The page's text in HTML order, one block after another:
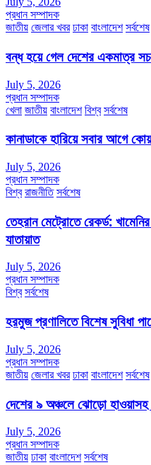
প্রধান সম্পাদক
জাতীয় জেলার খবর ঢাকা বাংলাদেশ সর্বশেষ
বন্ধ হয়ে গেল দেশের একমাত্র
July 5, 2026
প্রধান সম্পাদক
খেলা জাতীয় বাংলাদেশ বিশ্ব সর্বশেষ
কানাডাকে হারিয়ে সবার আগে
July 5, 2026
প্রধান সম্পাদক
বিশ্ব রাজনীতি সর্বশেষ
তেহরান মেট্রোতে রেকর্ড:
যাতায়াত
July 5, 2026
প্রধান সম্পাদক
বিশ্ব সর্বশেষ
হরমুজ প্রণালিতে বিশেষ সুবিধা
July 5, 2026
প্রধান সম্পাদক
জাতীয় জেলার খবর ঢাকা বাংলাদেশ সর্বশেষ
দেশের ৯ অঞ্চলে ঝোড়ো
July 5, 2026
প্রধান সম্পাদক
জাতীয় ঢাকা বাংলাদেশ সর্বশেষ